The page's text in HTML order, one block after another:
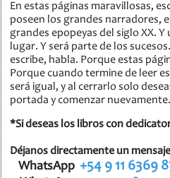
En estas páginas maravillosas,
poseen los grandes narradores,
grandes epopeyas del siglo XX.
lugar. Y será parte de los
escribe, habla. Porque estas
Porque cuando termine de leer
será igual, y al cerrarlo solo
portada y comenzar nuevamente.
*Si deseas los libros con
Déjanos directamente un
WhatsApp +54 9 11 6369